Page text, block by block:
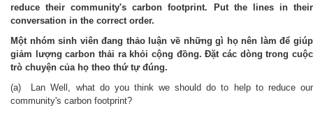
reduce their community's carbon footprint. Put the lines in their
conversation in the correct order.
Một nhóm sinh viên đang thảo luận về những gì họ nên làm để giúp
giảm lượng carbon thải ra khỏi cộng đồng. Đặt các dòng trong cuộc
trò chuyện của họ theo thứ tự đúng.
(a) Lan Well, what do you think we should do to help to reduce our
community's carbon footprint?